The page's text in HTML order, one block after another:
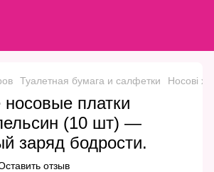
Туалетная бумага и салфетки Носові
платки
(10 шт) —
заряд бодрости.
отзыв